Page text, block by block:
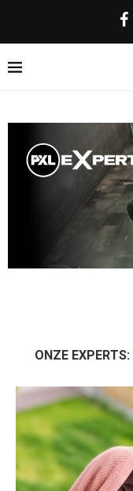
ONZE EXPERTS: